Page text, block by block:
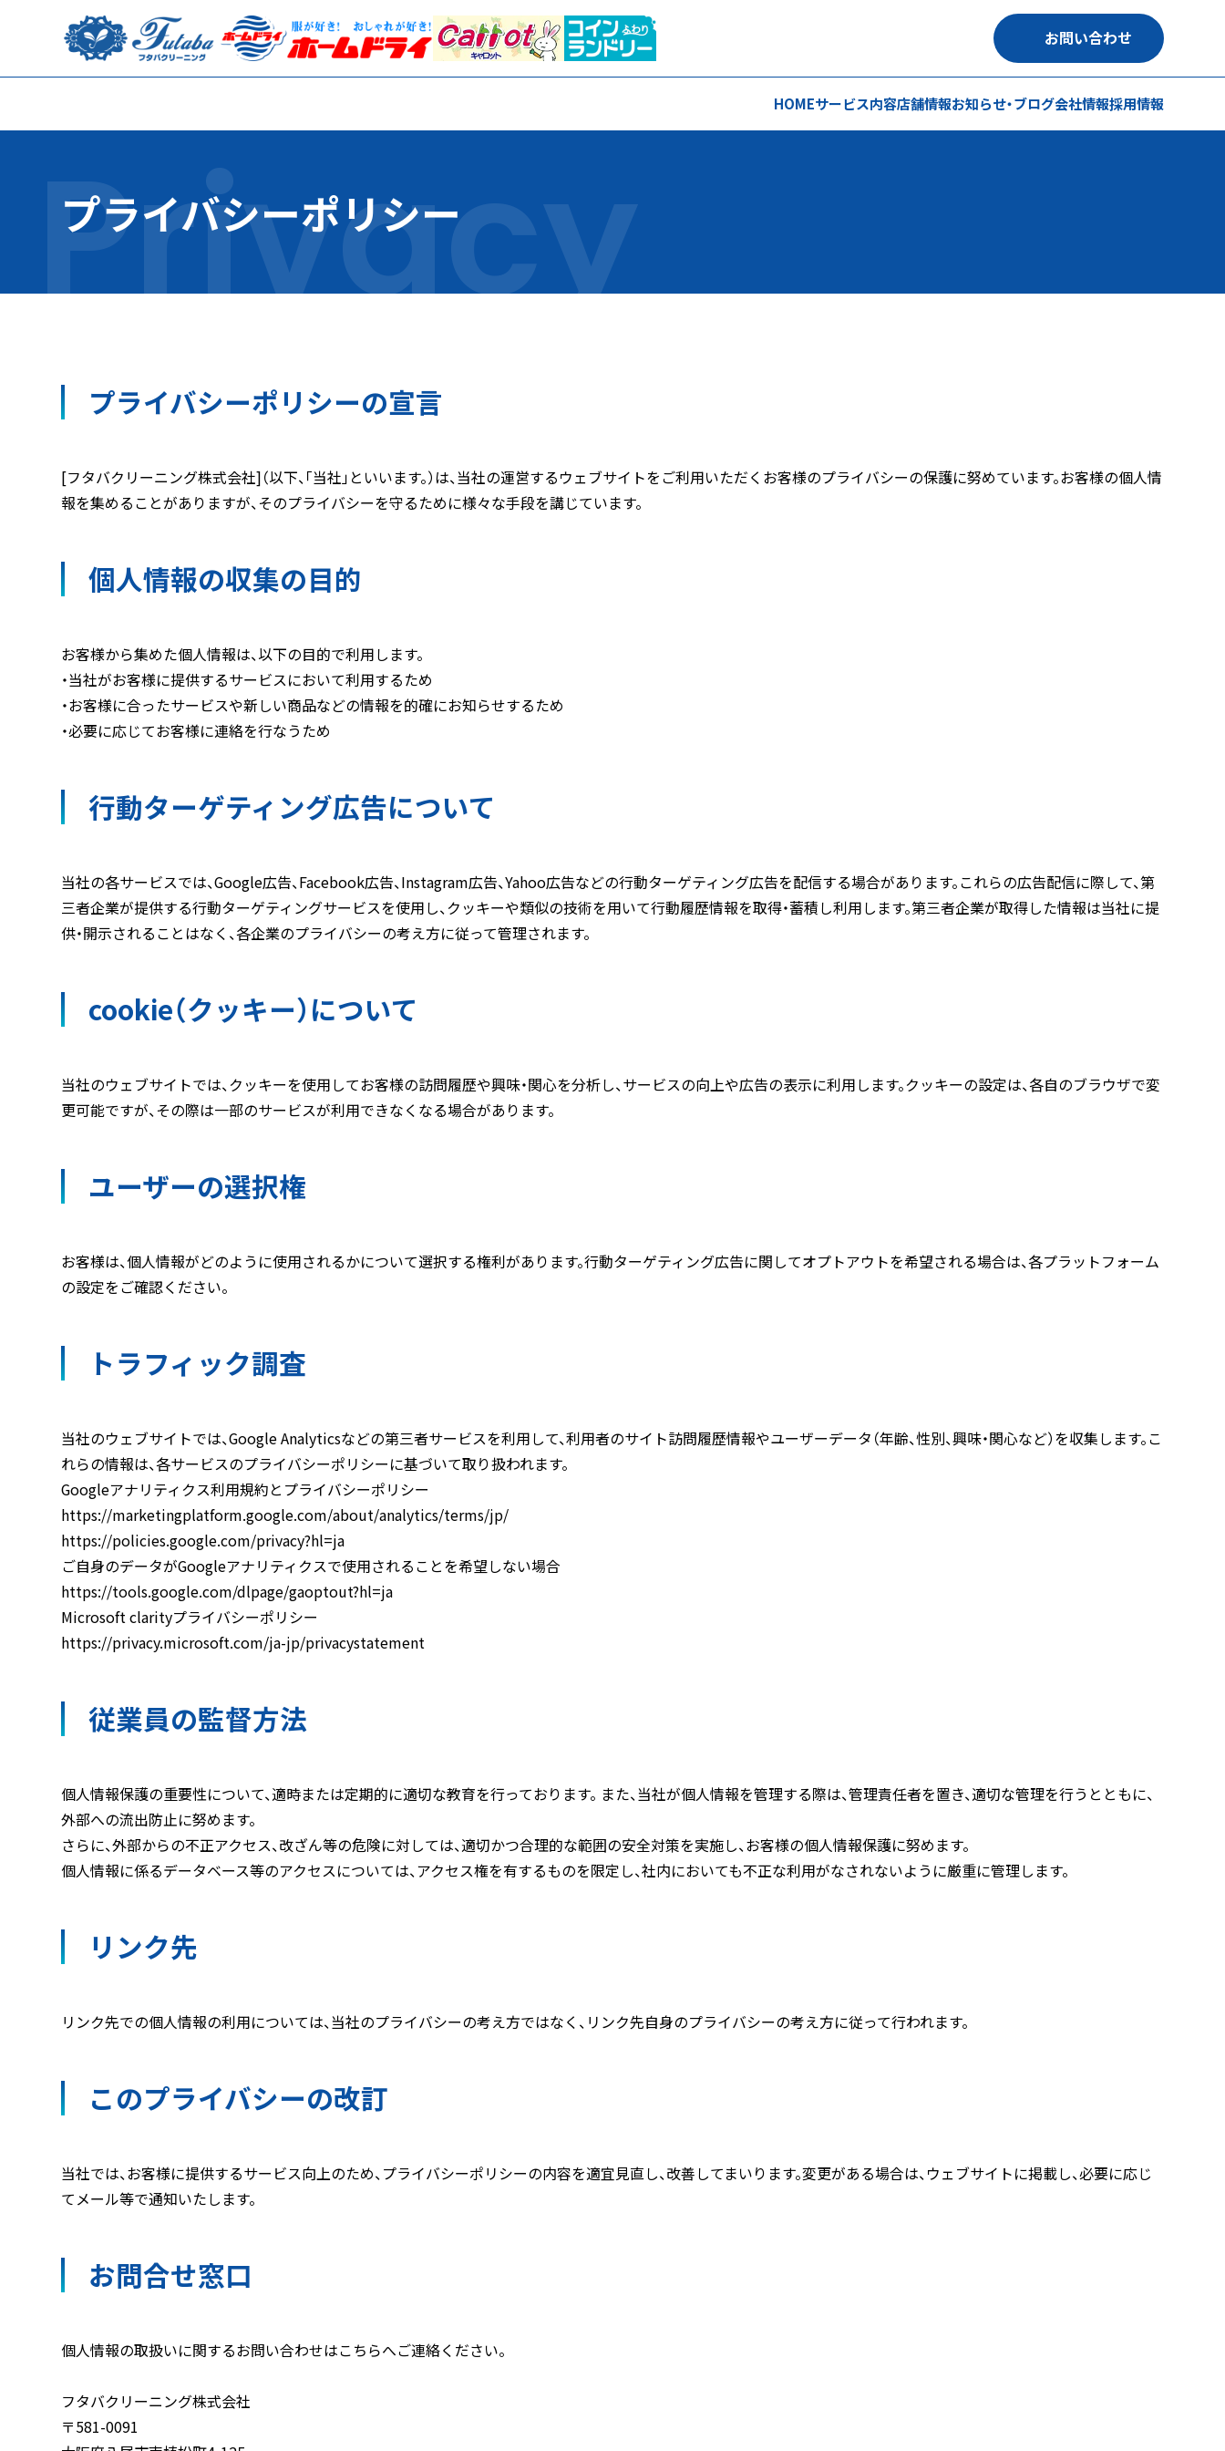
お問い合わせ
HOMEサービス内容店舗情報お知らせ・ブログ会社情報採用情報
プライバシーポリシー
プライバシーポリシーの宣言
[フタバクリーニング株式会社]（以下、「当社」といいます。）は、当社の運営するウェブサイトをご利用いただくお客様のプライバシーの保護に努めています。お客様の個人情
報を集めることがありますが、そのプライバシーを守るために様々な手段を講じています。
個人情報の収集の目的
お客様から集めた個人情報は、以下の目的で利用します。
・当社がお客様に提供するサービスにおいて利用するため
・お客様に合ったサービスや新しい商品などの情報を的確にお知らせするため
・必要に応じてお客様に連絡を行なうため
行動ターゲティング広告について
当社の各サービスでは、Google広告、Facebook広告、Instagram広告、Yahoo広告などの行動ターゲティング広告を配信する場合があります。これらの広告配信に際して、第
三者企業が提供する行動ターゲティングサービスを使用し、クッキーや類似の技術を用いて行動履歴情報を取得・蓄積し利用します。第三者企業が取得した情報は当社に提
供・開示されることはなく、各企業のプライバシーの考え方に従って管理されます。
cookie（クッキー）について
当社のウェブサイトでは、クッキーを使用してお客様の訪問履歴や興味・関心を分析し、サービスの向上や広告の表示に利用します。クッキーの設定は、各自のブラウザで変
更可能ですが、その際は一部のサービスが利用できなくなる場合があります。
ユーザーの選択権
お客様は、個人情報がどのように使用されるかについて選択する権利があります。行動ターゲティング広告に関してオプトアウトを希望される場合は、各プラットフォーム
の設定をご確認ください。
トラフィック調査
当社のウェブサイトでは、Google Analyticsなどの第三者サービスを利用して、利用者のサイト訪問履歴情報やユーザーデータ（年齢、性別、興味・関心など）を収集します。こ
れらの情報は、各サービスのプライバシーポリシーに基づいて取り扱われます。
Googleアナリティクス利用規約とプライバシーポリシー
https://marketingplatform.google.com/about/analytics/terms/jp/
https://policies.google.com/privacy?hl=ja
ご自身のデータがGoogleアナリティクスで使用されることを希望しない場合
https://tools.google.com/dlpage/gaoptout?hl=ja
Microsoft clarityプライバシーポリシー
https://privacy.microsoft.com/ja-jp/privacystatement
従業員の監督方法
個人情報保護の重要性について、適時または定期的に適切な教育を行っております。 また、当社が個人情報を管理する際は、管理責任者を置き、適切な管理を行うとともに、
外部への流出防止に努めます。
さらに、外部からの不正アクセス、改ざん等の危険に対しては、適切かつ合理的な範囲の安全対策を実施し、お客様の個人情報保護に努めます。
個人情報に係るデータベース等のアクセスについては、アクセス権を有するものを限定し、社内においても不正な利用がなされないように厳重に管理します。
リンク先
リンク先での個人情報の利用については、当社のプライバシーの考え方ではなく、リンク先自身のプライバシーの考え方に従って行われます。
このプライバシーの改訂
当社では、お客様に提供するサービス向上のため、プライバシーポリシーの内容を適宜見直し、改善してまいります。変更がある場合は、ウェブサイトに掲載し、必要に応じ
てメール等で通知いたします。
お問合せ窓口
個人情報の取扱いに関するお問い合わせはこちらへご連絡ください。
フタバクリーニング株式会社
〒581-0091